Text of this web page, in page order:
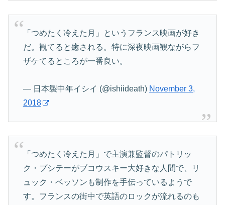
「つめたく冷えた月」というフランス映画が好き
だ。観てると癒される。特に深夜映画観ながらフ
ザケてるところが一番良い。
— 日本製中年イシイ (@ishiideath) November 3,
2018
「つめたく冷えた月」で主演兼監督のパトリッ
ク・プシテーがブコウスキー大好きな人間で、リ
ュック・ベッソンも制作を手伝っているようで
す。フランスの街中で英語のロックが流れるのも